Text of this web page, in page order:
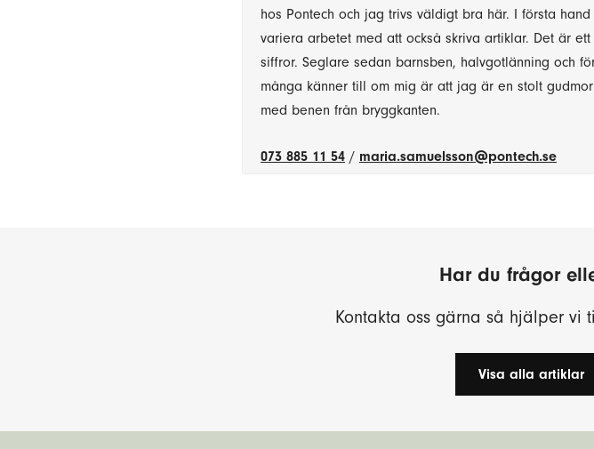
hos Pontech och jag trivs väldigt bra här. I första
variera arbetet med att också skriva artiklar. Det är
siffror. Seglare sedan barnsben, halvgotlänning och
många känner till om mig är att jag är en stolt
med benen från bryggkanten.
073 885 11 54 / maria.samuelsson@pontech.se
Har du frågor
Kontakta oss gärna så hjälper vi
Visa alla artiklar